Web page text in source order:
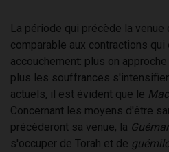
La période qui précède la venue
comparable aux contractions qui
accouchement: plus on
plus les souffrances
actuels, il est évident que le
Concernant les moyens d'être
précèderont sa venue, la
s'occuper de Torah et de